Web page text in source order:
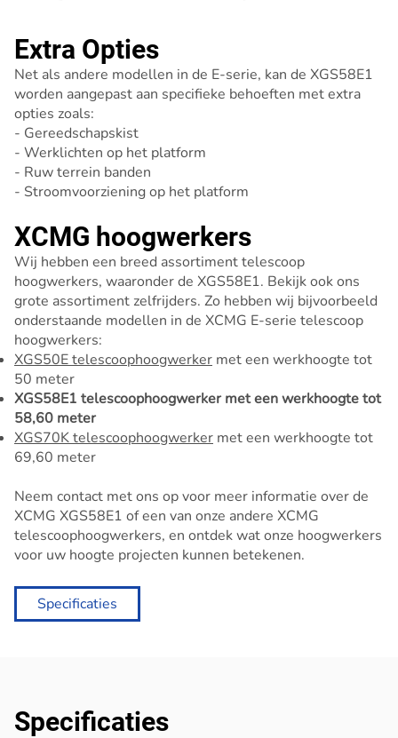
Extra Opties
Net als andere modellen in de E-serie, kan de XGS58E1
worden aangepast aan specifieke behoeften met extra
opties zoals:
- Gereedschapskist
- Werklichten op het platform
- Ruw terrein banden
- Stroomvoorziening op het platform
XCMG hoogwerkers
Wij hebben een breed assortiment telescoop
hoogwerkers, waaronder de XGS58E1. Bekijk ook ons
grote assortiment zelfrijders. Zo hebben wij bijvoorbeeld
onderstaande modellen in de XCMG E-serie telescoop
hoogwerkers:
XGS50E telescoophoogwerker met een werkhoogte tot
50 meter
XGS58E1 telescoophoogwerker met een werkhoogte tot
58,60 meter
XGS70K telescoophoogwerker met een werkhoogte tot
69,60 meter
Neem contact met ons op voor meer informatie over de
XCMG XGS58E1 of een van onze andere XCMG
telescoophoogwerkers, en ontdek wat onze hoogwerkers
voor uw hoogte projecten kunnen betekenen.
Specificaties
Specificaties